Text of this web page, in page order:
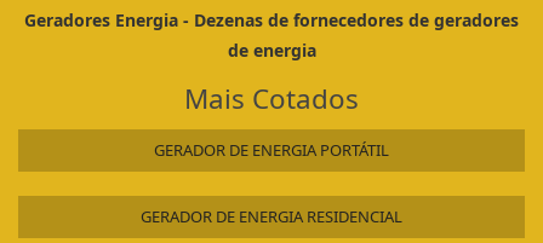
Geradores Energia - Dezenas de fornecedores de geradores
de energia
Mais Cotados
GERADOR DE ENERGIA PORTÁTIL
GERADOR DE ENERGIA RESIDENCIAL